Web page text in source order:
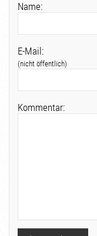
Name:
E-Mail:
(nicht öffentlich)
Kommentar: